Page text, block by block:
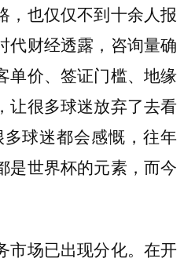
，也仅仅不到十余人报
代财经透露，咨询量确
单价、签证门槛、地缘
让很多球迷放弃了去看
球迷都会感慨，往年
是世界杯的元素，而今
市场已出现分化。在开